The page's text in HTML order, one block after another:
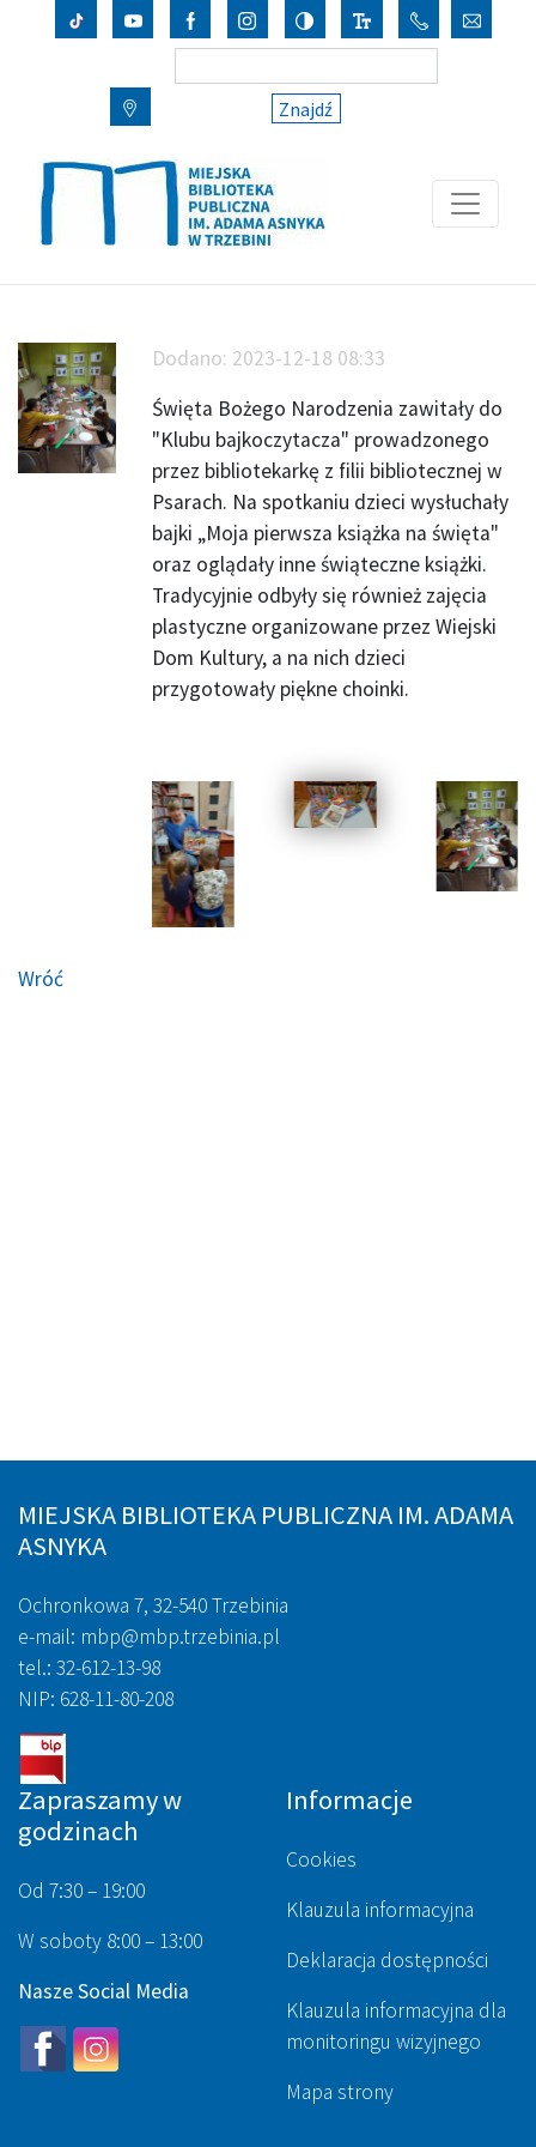
Znajdź
Dodano: 2023-12-18 08:33
Święta Bożego Narodzenia zawitały do
"Klubu bajkoczytacza" prowadzonego
przez bibliotekarkę z filii bibliotecznej w
Psarach. Na spotkaniu dzieci wysłuchały
bajki „Moja pierwsza książka na święta"
oraz oglądały inne świąteczne książki.
Tradycyjnie odbyły się również zajęcia
plastyczne organizowane przez Wiejski
Dom Kultury, a na nich dzieci
przygotowały piękne choinki.
Wróć
MIEJSKA BIBLIOTEKA PUBLICZNA IM. ADAMA
ASNYKA
Ochronkowa 7, 32-540 Trzebinia
e-mail: mbp@mbp.trzebinia.pl
tel.: 32-612-13-98
NIP: 628-11-80-208
Zapraszamy w
godzinach
Od 7:30 – 19:00
W soboty 8:00 – 13:00
Nasze Social Media
Informacje
Cookies
Klauzula informacyjna
Deklaracja dostępności
Klauzula informacyjna dla
monitoringu wizyjnego
Mapa strony